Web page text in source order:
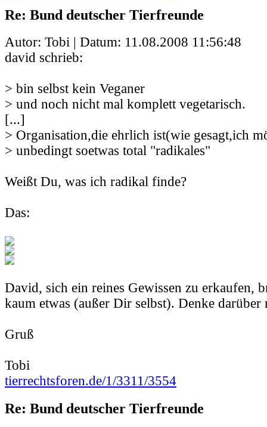
Re: Bund deutscher Tierfreunde
Autor: Tobi | Datum: 11.08.2008 11:56:48
david schrieb:
> bin selbst kein Veganer
> und noch nicht mal komplett vegetarisch.
[...]
> Organisation,die ehrlich ist(wie gesagt,ich
> unbedingt soetwas total "radikales"
Weißt Du, was ich radikal finde?
Das:
David, sich ein reines Gewissen zu erkaufen,
kaum etwas (außer Dir selbst). Denke darüber
Gruß
Tobi
tierrechtsforen.de/1/3311/3554
Re: Bund deutscher Tierfreunde